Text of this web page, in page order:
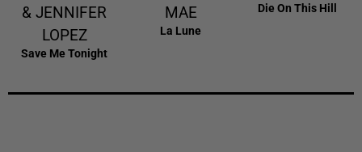
& JENNIFER
LOPEZ
Save Me Tonight
MAE
La Lune
Die On This Hill